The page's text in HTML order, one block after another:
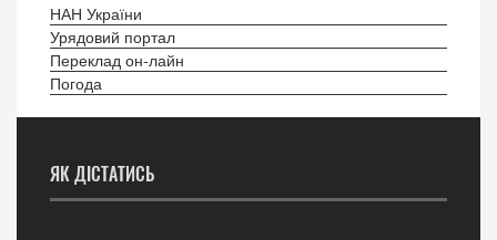
НАН України
Урядовий портал
Переклад он-лайн
Погода
ЯК ДІСТАТИСЬ